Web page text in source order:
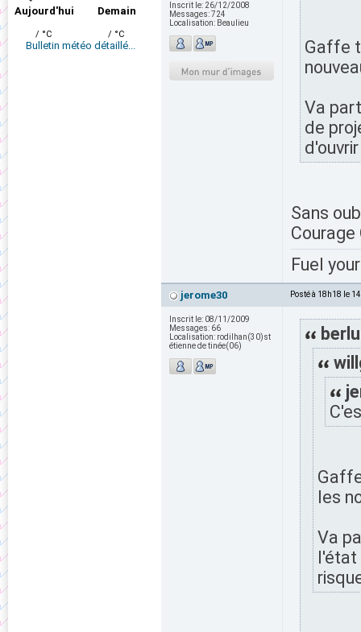
Aujourd'hui
/ °C
Demain
/ °C
Bulletin météo détaillé...
Inscrit le: 26/12/2008
Messages:724
Localisation: Beaulieu
Gaffe
Va
de
Sans
Fuel
jerome30 Posté à 18h18 le
Inscrit le: 08/11/2009
Messages: 66
Localisation: rodilhan(30)st
étienne de tinée(06)
les
Va
l'état